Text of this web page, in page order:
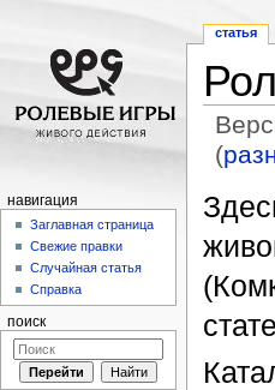
(
статья
навигация
Заглавная страница
Свежие правки
Случайная статья
Справка
поиск